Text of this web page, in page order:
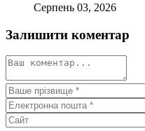
Серпень 03, 2026
Залишити коментар